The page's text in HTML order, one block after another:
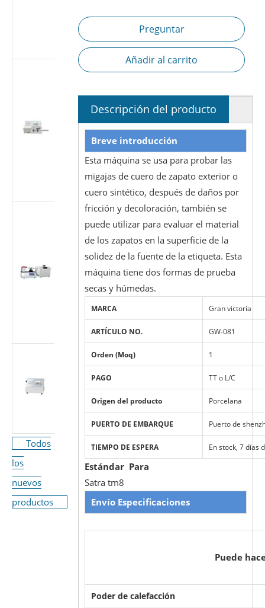
negativa
según ISO
7886-1
Probador de
de jeringa
médica |
Probador de
estanqueidad
al vacío de
-88 kPa
según ISO
7886-1
Probador
multiusos
accesorios
médicos
(Luer)
(estándar ISO
80369/GB
1962.1)
Máquina de
prueba de
flujo de
médicos ISO
7864-2016
Todos
los
nuevos
productos
Preguntar
Añadir al carrito
Descripción del producto
Breve introducción
Esta máquina se usa para probar las
migajas de cuero de zapato exterior o
cuero sintético, después de daños por
fricción y decoloración, también se
puede utilizar para evaluar el material
de los zapatos en la superficie de la
solidez de la fuente de la etiqueta. Esta
máquina tiene dos formas de prueba
secas y húmedas.
MARCA Gran victoria
ARTÍCULO NO. GW-081
Orden (Moq) 1
PAGO TT o L/C
Origen del producto Porcelana
PUERTO DE EMBARQUE Puerto de
TIEMPO DE ESPERA En stock, 7 días
Estándar Para
Satra tm8
Envío Especificaciones
Puede
Poder de calefacción